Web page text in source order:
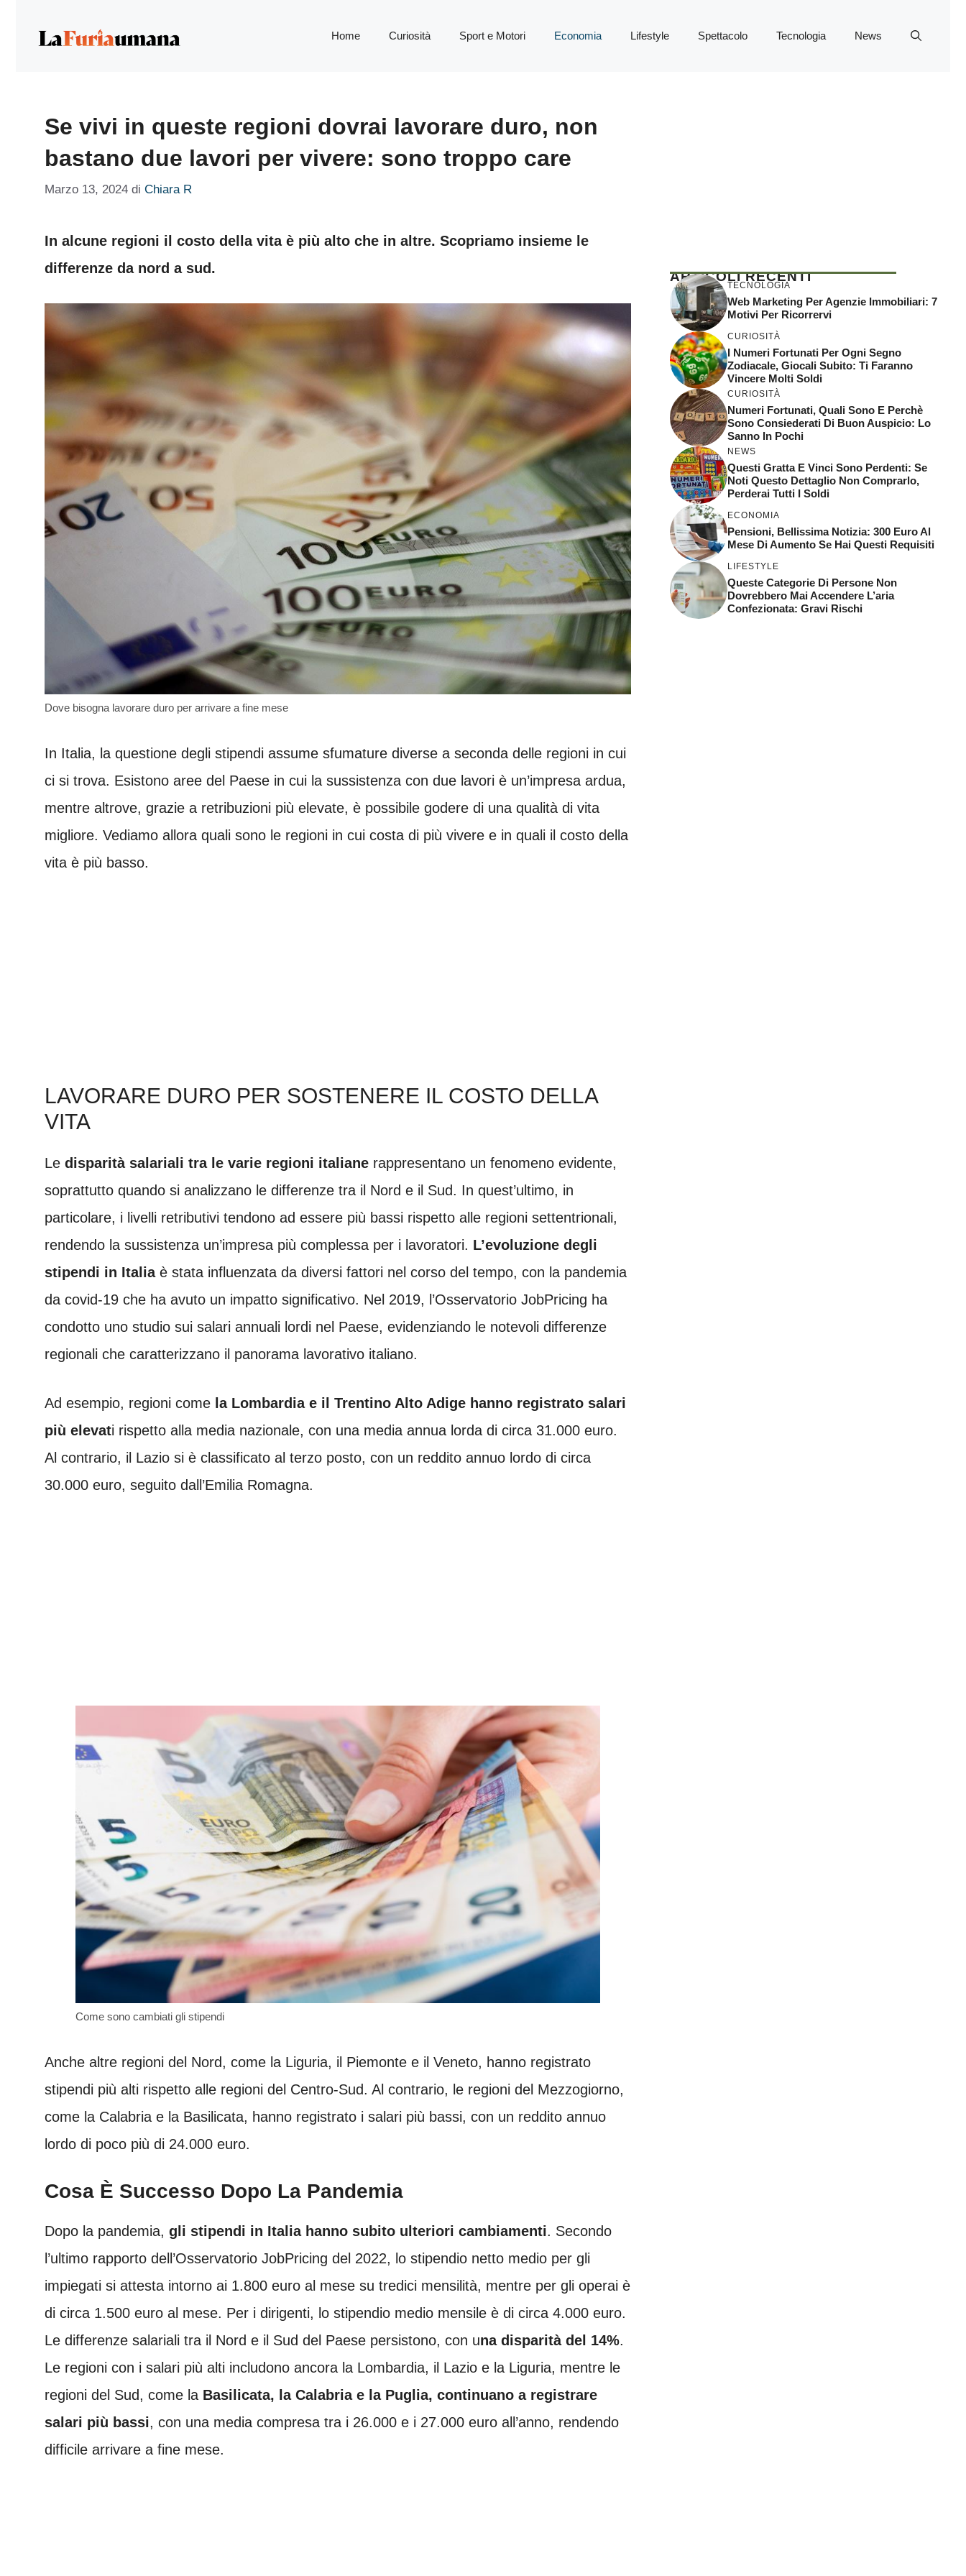
Home Curiosità Sport e Motori Economia Lifestyle Spettacolo Tecnologia News
Se vivi in queste regioni dovrai lavorare duro, non
bastano due lavori per vivere: sono troppo care
Marzo 13, 2024 di Chiara R
In alcune regioni il costo della vita è più alto che in altre. Scopriamo insieme le
differenze da nord a sud.
Dove bisogna lavorare duro per arrivare a fine mese
In Italia, la questione degli stipendi assume sfumature diverse a seconda delle regioni in cui
ci si trova. Esistono aree del Paese in cui la sussistenza con due lavori è un’impresa ardua,
mentre altrove, grazie a retribuzioni più elevate, è possibile godere di una qualità di vita
migliore. Vediamo allora quali sono le regioni in cui costa di più vivere e in quali il costo della
vita è più basso.
LAVORARE DURO PER SOSTENERE IL COSTO DELLA
VITA
Le disparità salariali tra le varie regioni italiane rappresentano un fenomeno evidente,
soprattutto quando si analizzano le differenze tra il Nord e il Sud. In quest’ultimo, in
particolare, i livelli retributivi tendono ad essere più bassi rispetto alle regioni settentrionali,
rendendo la sussistenza un’impresa più complessa per i lavoratori. L’evoluzione degli
stipendi in Italiaè stata influenzata da diversi fattori nel corso del tempo, con la pandemia
da covid-19 che ha avuto un impatto significativo. Nel 2019, l’Osservatorio JobPricing ha
condotto uno studio sui salari annuali lordi nel Paese, evidenziando le notevoli differenze
regionali che caratterizzano il panorama lavorativo italiano.
Ad esempio, regioni come la Lombardia e il Trentino Alto Adige hanno registrato salari
più elevati rispetto alla media nazionale, con una media annua lorda di circa 31.000 euro.
Al contrario, il Lazio si è classificato al terzo posto, con un reddito annuo lordo di circa
30.000 euro, seguito dall’Emilia Romagna.
Come sono cambiati gli stipendi
Anche altre regioni del Nord, come la Liguria, il Piemonte e il Veneto, hanno registrato
stipendi più alti rispetto alle regioni del Centro-Sud. Al contrario, le regioni del Mezzogiorno,
come la Calabria e la Basilicata, hanno registrato i salari più bassi, con un reddito annuo
lordo di poco più di 24.000 euro.
Cosa È Successo Dopo La Pandemia
Dopo la pandemia, gli stipendi in Italia hanno subito ulteriori cambiamenti. Secondo
l’ultimo rapporto dell’Osservatorio JobPricing del 2022, lo stipendio netto medio per gli
impiegati si attesta intorno ai 1.800 euro al mese su tredici mensilità, mentre per gli operai è
di circa 1.500 euro al mese. Per i dirigenti, lo stipendio medio mensile è di circa 4.000 euro.
Le differenze salariali tra il Nord e il Sud del Paese persistono, con una disparità del 14%.
Le regioni con i salari più alti includono ancora la Lombardia, il Lazio e la Liguria, mentre le
regioni del Sud, come la Basilicata, la Calabria e la Puglia, continuano a registrare
salari più bassi, con una media compresa tra i 26.000 e i 27.000 euro all’anno, rendendo
difficile arrivare a fine mese.
ARTICOLI RECENTI
TECNOLOGIA
Web Marketing Per Agenzie Immobiliari: 7
Motivi Per Ricorrervi
CURIOSITÀ
I Numeri Fortunati Per Ogni Segno
Zodiacale, Giocali Subito: Ti Faranno
Vincere Molti Soldi
CURIOSITÀ
Numeri Fortunati, Quali Sono E Perchè
Sono Consiederati Di Buon Auspicio: Lo
Sanno In Pochi
NEWS
Questi Gratta E Vinci Sono Perdenti: Se
Noti Questo Dettaglio Non Comprarlo,
Perderai Tutti I Soldi
ECONOMIA
Pensioni, Bellissima Notizia: 300 Euro Al
Mese Di Aumento Se Hai Questi Requisiti
LIFESTYLE
Queste Categorie Di Persone Non
Dovrebbero Mai Accendere L’aria
Confezionata: Gravi Rischi